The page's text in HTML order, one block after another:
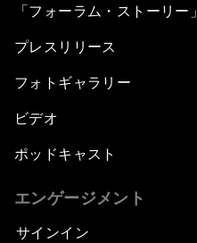
「フォーラム・ストーリー」
プレスリリース
フォトギャラリー
ビデオ
ポッドキャスト
エンゲージメント
サインイン